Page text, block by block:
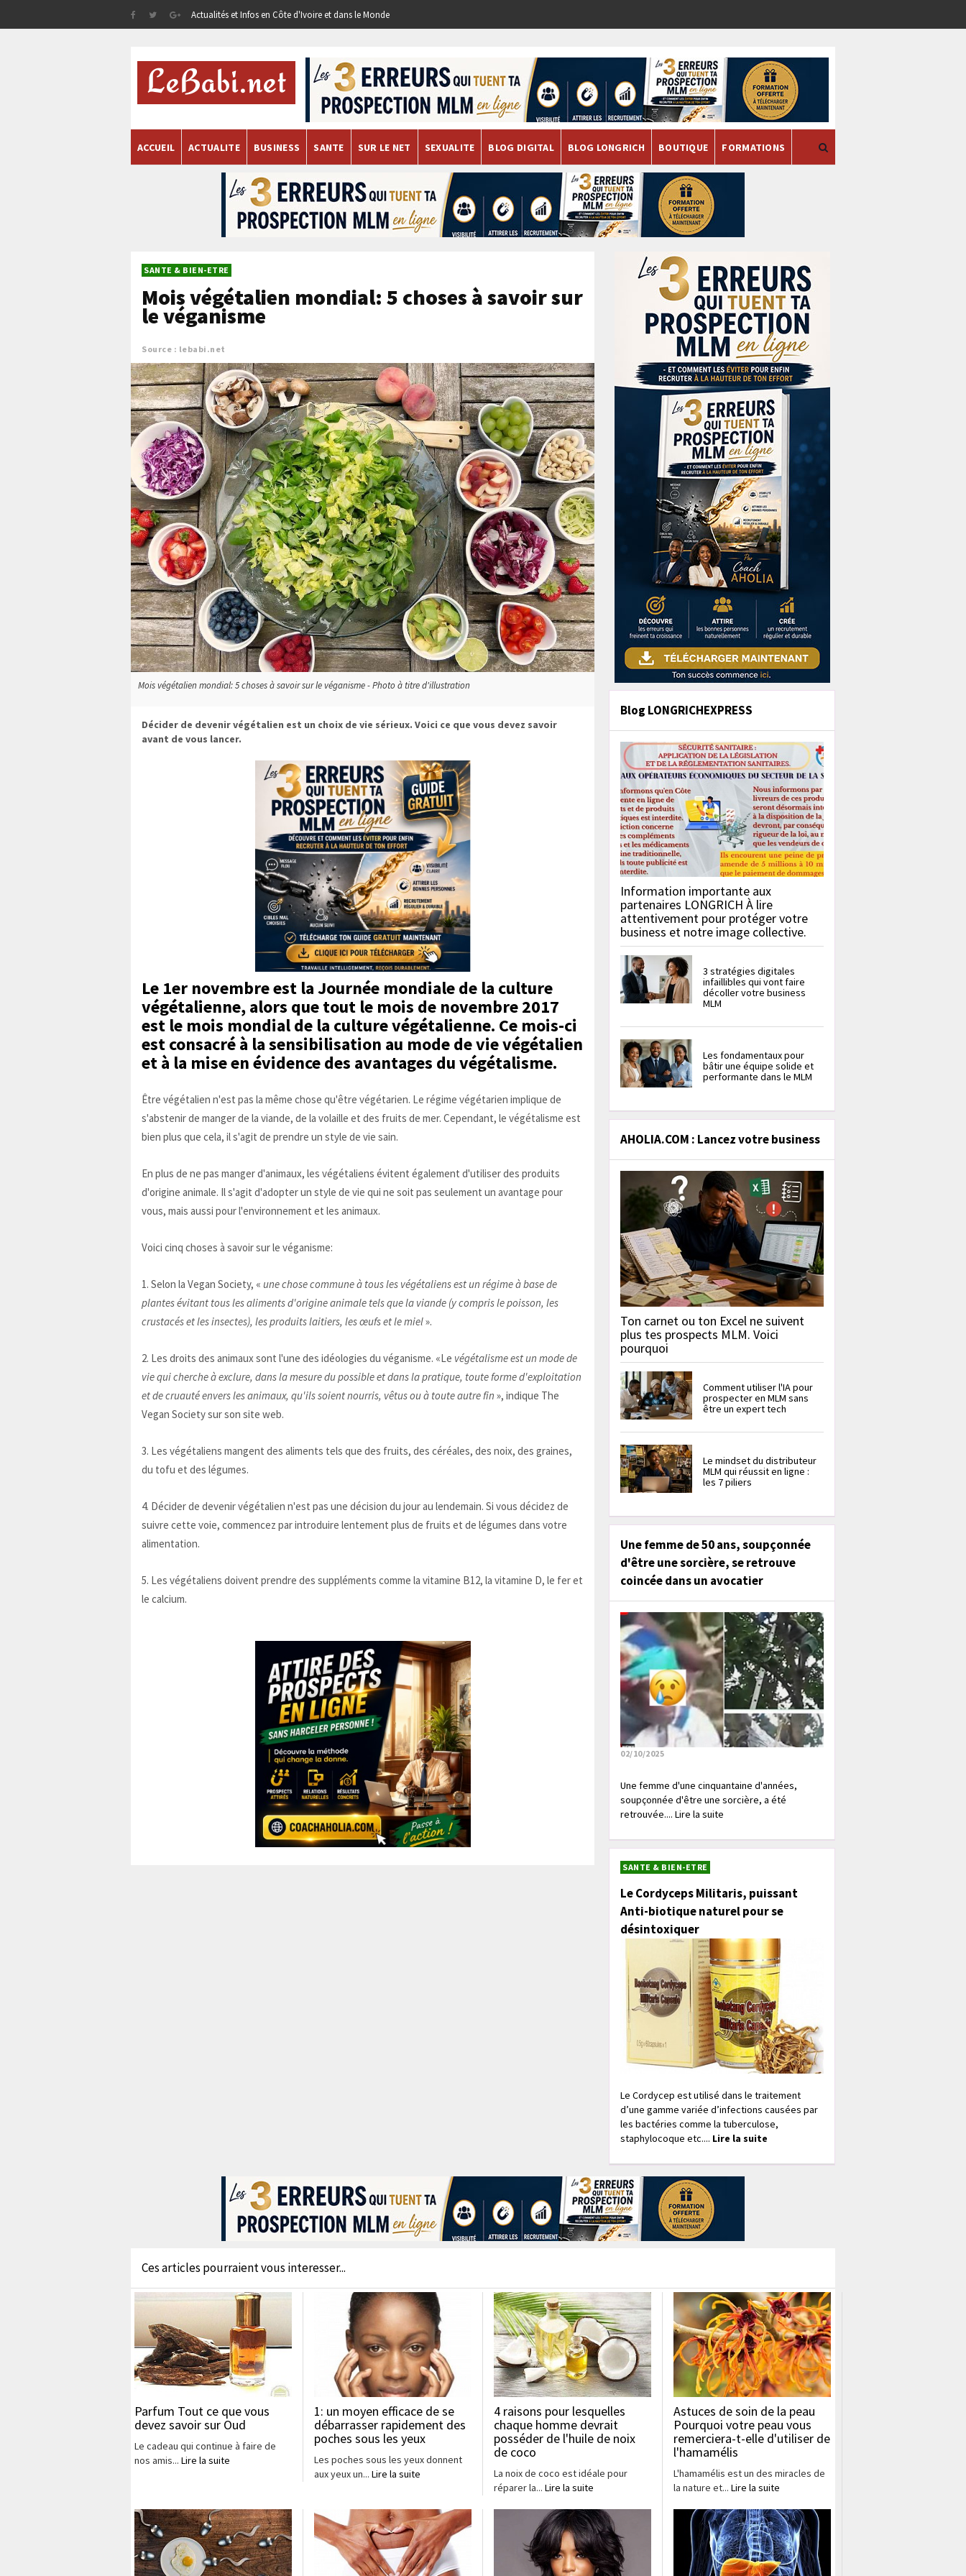
Actualités et Infos en Côte d'Ivoire et dans le Monde
ACCUEIL ACTUALITE BUSINESS SANTE SUR LE NET SEXUALITE BLOG DIGITAL BLOG LONGRICH BOUTIQUE FORMATIONS
SANTE & BIEN-ETRE
Mois végétalien mondial: 5 choses à savoir sur
le véganisme
Source : lebabi.net
Mois végétalien mondial: 5 choses à savoir sur le véganisme - Photo à titre d'illustration
Décider de devenir végétalien est un choix de vie sérieux. Voici ce que vous devez savoir
avant de vous lancer.
Le 1er novembre est la Journée mondiale de la culture
végétalienne, alors que tout le mois de novembre 2017
est le mois mondial de la culture végétalienne. Ce mois-ci
est consacré à la sensibilisation au mode de vie végétalien
et à la mise en évidence des avantages du végétalisme.
Être végétalien n'est pas la même chose qu'être végétarien. Le régime végétarien implique de
s'abstenir de manger de la viande, de la volaille et des fruits de mer. Cependant, le végétalisme est
bien plus que cela, il s'agit de prendre un style de vie sain.
En plus de ne pas manger d'animaux, les végétaliens évitent également d'utiliser des produits
d'origine animale. Il s'agit d'adopter un style de vie qui ne soit pas seulement un avantage pour
vous, mais aussi pour l'environnement et les animaux.
Voici cinq choses à savoir sur le véganisme:
1. Selon la Vegan Society, « une chose commune à tous les végétaliens est un régime à base de
plantes évitant tous les aliments d'origine animale tels que la viande (y compris le poisson, les
crustacés et les insectes), les produits laitiers, les œufs et le miel».
2. Les droits des animaux sont l'une des idéologies du véganisme. «Le végétalisme est un mode de
vie qui cherche à exclure, dans la mesure du possible et dans la pratique, toute forme d'exploitation
et de cruauté envers les animaux, qu'ils soient nourris, vêtus ou à toute autre fin », indique The
Vegan Society sur son site web.
3. Les végétaliens mangent des aliments tels que des fruits, des céréales, des noix, des graines,
du tofu et des légumes.
4. Décider de devenir végétalien n'est pas une décision du jour au lendemain. Si vous décidez de
suivre cette voie, commencez par introduire lentement plus de fruits et de légumes dans votre
alimentation.
5. Les végétaliens doivent prendre des suppléments comme la vitamine B12, la vitamine D, le fer et
le calcium.
Blog LONGRICHEXPRESS
Information importante aux
partenaires LONGRICH À lire
attentivement pour protéger votre
business et notre image collective.
3 stratégies digitales
infaillibles qui vont faire
décoller votre business
MLM
Les fondamentaux pour
bâtir une équipe solide et
performante dans le MLM
AHOLIA.COM : Lancez votre business
Ton carnet ou ton Excel ne suivent
plus tes prospects MLM. Voici
pourquoi
Comment utiliser l'IA pour
prospecter en MLM sans
être un expert tech
Le mindset du distributeur
MLM qui réussit en ligne :
les 7 piliers
Une femme de 50 ans, soupçonnée
d'être une sorcière, se retrouve
coincée dans un avocatier
02/10/2025
Une femme d'une cinquantaine d'années,
soupçonnée d'être une sorcière, a été
retrouvée.... Lire la suite
SANTE & BIEN-ETRE
Le Cordyceps Militaris, puissant
Anti-biotique naturel pour se
désintoxiquer
Le Cordycep est utilisé dans le traitement
d’une gamme variée d’infections causées par
les bactéries comme la tuberculose,
staphylocoque etc.... Lire la suite
Ces articles pourraient vous interesser...
Parfum Tout ce que vous
devez savoir sur Oud
Le cadeau qui continue à faire de
nos amis... Lire la suite
1: un moyen efficace de se
débarrasser rapidement des
poches sous les yeux
Les poches sous les yeux donnent
aux yeux un... Lire la suite
4 raisons pour lesquelles
chaque homme devrait
posséder de l'huile de noix
de coco
La noix de coco est idéale pour
réparer la... Lire la suite
Astuces de soin de la peau
Pourquoi votre peau vous
remerciera-t-elle d'utiliser de
l'hamamélis
L'hamamélis est un des miracles de
la nature et... Lire la suite